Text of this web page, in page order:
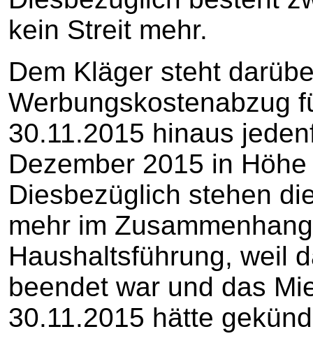
kein Streit mehr.
Dem Kläger steht
Werbungskostenabzug
30.11.2015 hinaus
Dezember 2015 in
Diesbezüglich stehen
mehr im
Haushaltsführung, weil
beendet war und das
30.11.2015 hätte